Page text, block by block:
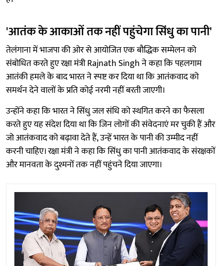
'आतंक के आकाओं तक नहीं पहुंचेगा सिंधु का पानी'
तेलंगाना में भाजपा की ओर से आयोजित एक बौद्धिक सम्मेलन को
संबोधित करते हुए रक्षा मंत्री Rajnath Singh ने कहा कि पहलगाम
आतंकी हमले के बाद भारत ने स्पष्ट कर दिया था कि आतंकवाद को
समर्थन देने वालों के प्रति कोई नरमी नहीं बरती जाएगी।
उन्होंने कहा कि भारत ने सिंधु जल संधि को स्थगित करने का फैसला
करते हुए यह संदेश दिया था कि जिन लोगों की संवेदनाएं मर चुकी हैं और
जो आतंकवाद को बढ़ावा देते हैं, उन्हें भारत के पानी की उम्मीद नहीं
करनी चाहिए। रक्षा मंत्री ने कहा कि सिंधु का पानी आतंकवाद के संरक्षकों
और मानवता के दुश्मनों तक नहीं पहुंचने दिया जाएगा।